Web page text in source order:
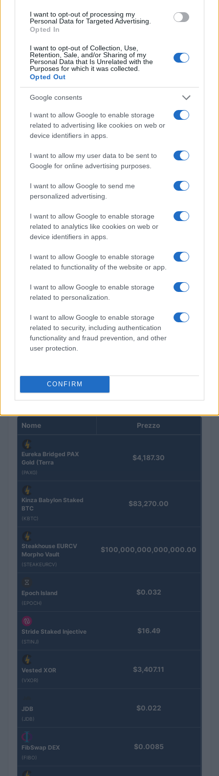
I want to opt-out of processing my
Personal Data for Targeted Advertising.
Opted In
I want to opt-out of Collection, Use,
Retention, Sale, and/or Sharing of my
Personal Data that Is Unrelated with the
Purposes for which it was collected.
Opted Out
Google consents
I want to allow Google to enable storage
related to advertising like cookies on web or
device identifiers in apps.
I want to allow my user data to be sent to
Google for online advertising purposes.
I want to allow Google to send me
personalized advertising.
I want to allow Google to enable storage
related to analytics like cookies on web or
device identifiers in apps.
I want to allow Google to enable storage
related to functionality of the website or app.
I want to allow Google to enable storage
related to personalization.
I want to allow Google to enable storage
related to security, including authentication
functionality and fraud prevention, and other
user protection.
CONFIRM
NEWS
Petrolio in calo: Brent a 88.9 dollari, ribassi diffusi tra le
materie prime
Andrea Innocenti · 6 Ago 2026
Petrolio in calo: Brent a 91,82$, ribassi a due cifre per greggio
QUOTAZIONI CRYPTO
Nome Prezzo
Eureka Bridged PAX
Gold (Terra
(PAXG)
$4,187.30
Kinza Babylon Staked
BTC
(KBTC)
$83,270.00
Steakhouse EURCV
Morpho Vault
(STEAKEURCV)
$100,000,000,000,000.00
Epoch Island
(EPOCH)
$0.032
Stride Staked Injective
(STINJ)
$16.49
Vested XOR
(VXOR)
$3,407.11
JDB
(JDB)
$0.022
FibSwap DEX
(FIBO)
$0.0085